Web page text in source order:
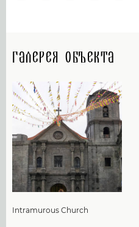
Галерея объекта
Intramurous Church